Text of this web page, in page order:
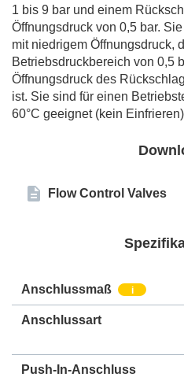
1 bis 9 bar und einem
Öffnungsdruck von 0,5 bar.
mit niedrigem Öffnungsdruck,
Betriebsdruckbereich von 0,5
Öffnungsdruck des
ist. Sie sind für einen
60°C geeignet (kein
Flow Control Valves
Anschlussmaß i
Anschlussart
Push-In-Anschluss